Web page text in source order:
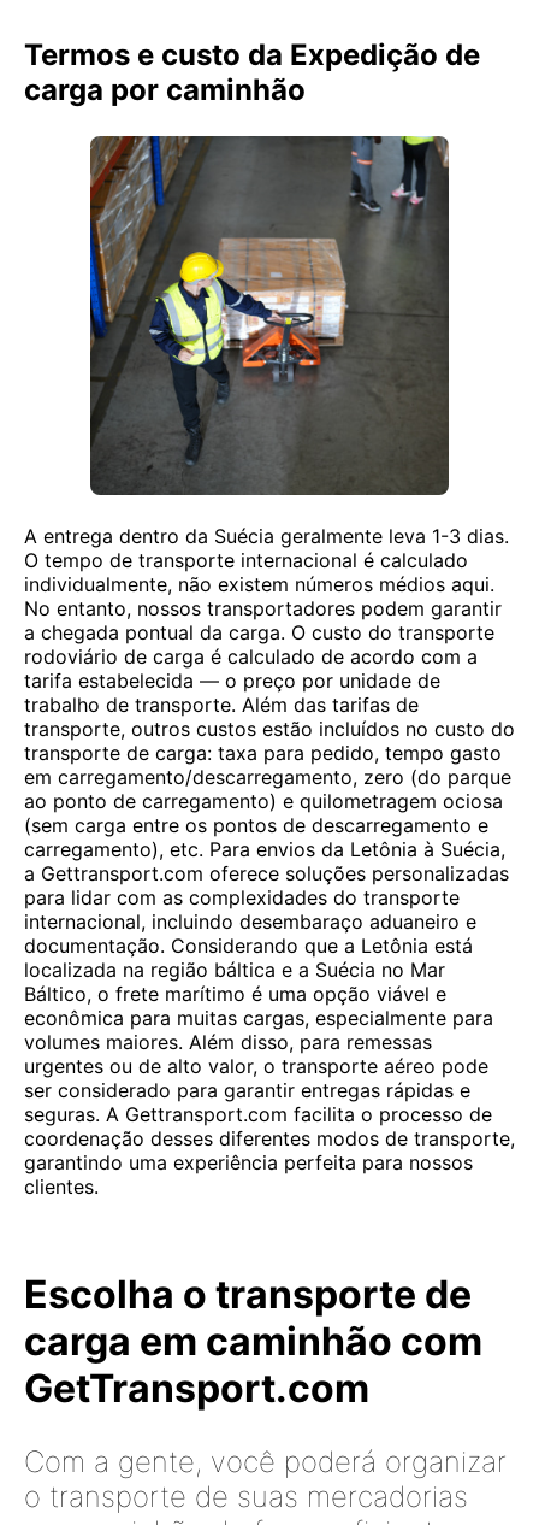
Termos e custo da Expedição de
carga por caminhão
A entrega dentro da Suécia geralmente leva 1-3 dias.
O tempo de transporte internacional é calculado
individualmente, não existem números médios aqui.
No entanto, nossos transportadores podem garantir
a chegada pontual da carga. O custo do transporte
rodoviário de carga é calculado de acordo com a
tarifa estabelecida — o preço por unidade de
trabalho de transporte. Além das tarifas de
transporte, outros custos estão incluídos no custo do
transporte de carga: taxa para pedido, tempo gasto
em carregamento/descarregamento, zero (do parque
ao ponto de carregamento) e quilometragem ociosa
(sem carga entre os pontos de descarregamento e
carregamento), etc. Para envios da Letônia à Suécia,
a Gettransport.com oferece soluções personalizadas
para lidar com as complexidades do transporte
internacional, incluindo desembaraço aduaneiro e
documentação. Considerando que a Letônia está
localizada na região báltica e a Suécia no Mar
Báltico, o frete marítimo é uma opção viável e
econômica para muitas cargas, especialmente para
volumes maiores. Além disso, para remessas
urgentes ou de alto valor, o transporte aéreo pode
ser considerado para garantir entregas rápidas e
seguras. A Gettransport.com facilita o processo de
coordenação desses diferentes modos de transporte,
garantindo uma experiência perfeita para nossos
clientes.
Escolha o transporte de
carga em caminhão com
GetTransport.com
Com a gente, você poderá organizar
o transporte de suas mercadorias